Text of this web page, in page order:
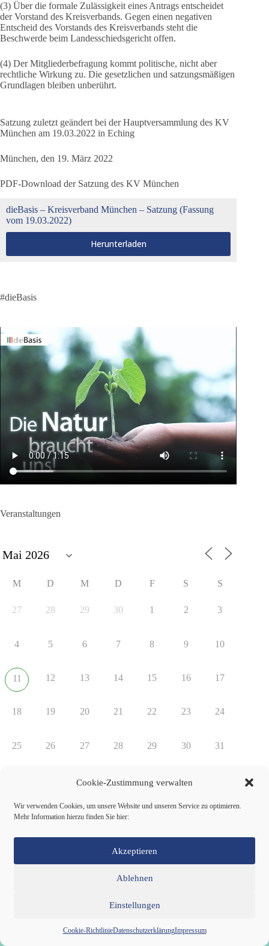
Cookie-Zustimmung verwalten
Wir verwenden Cookies, um unsere Website und unseren Service zu optimieren.
Mehr Information hierzu finden Sie hier:
Akzeptieren
Ablehnen
Einstellungen
Cookie-RichtlinieDatenschutzerklärungImpressum
(3) Über die formale Zulässigkeit eines Antrags entscheidet
der Vorstand des Kreisverbands. Gegen einen negativen
Entscheid des Vorstands des Kreisverbands steht die
Beschwerde beim Landesschiedsgericht offen.
(4) Der Mitgliederbefragung kommt politische, nicht aber
rechtliche Wirkung zu. Die gesetzlichen und satzungsmäßigen
Grundlagen bleiben unberührt.
Satzung zuletzt geändert bei der Hauptversammlung des KV
München am 19.03.2022 in Eching
München, den 19. März 2022
PDF-Download der Satzung des KV München
dieBasis – Kreisverband München – Satzung (Fassung
vom 19.03.2022)
Herunterladen
#dieBasis
Veranstaltungen
M D M D F S S
27 28 29 30 1 2 3
4 5 6 7 8 9 10
11 12 13 14 15 16 17
18 19 20 21 22 23 24
25 26 27 28 29 30 31
Roman von der Burg
Ralf Schatz
mit den Mitgliedern entwickelt.